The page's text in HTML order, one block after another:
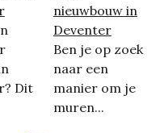
Dit
nieuwbouw in
Deventer
Ben je op zoek
naar een
manier om je
muren...